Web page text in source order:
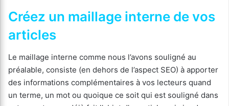
Créez un maillage interne de vos
articles
Le maillage interne comme nous l’avons souligné au
préalable, consiste (en dehors de l’aspect SEO) à apporter
des informations complémentaires à vos lecteurs quand
un terme, un mot ou quoique ce soit qui est souligné dans